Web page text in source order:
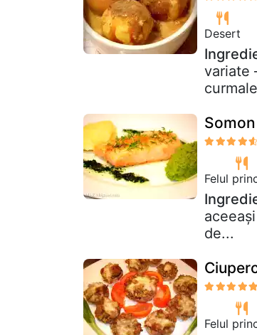
Desert
variate
Felul
de...
Felul